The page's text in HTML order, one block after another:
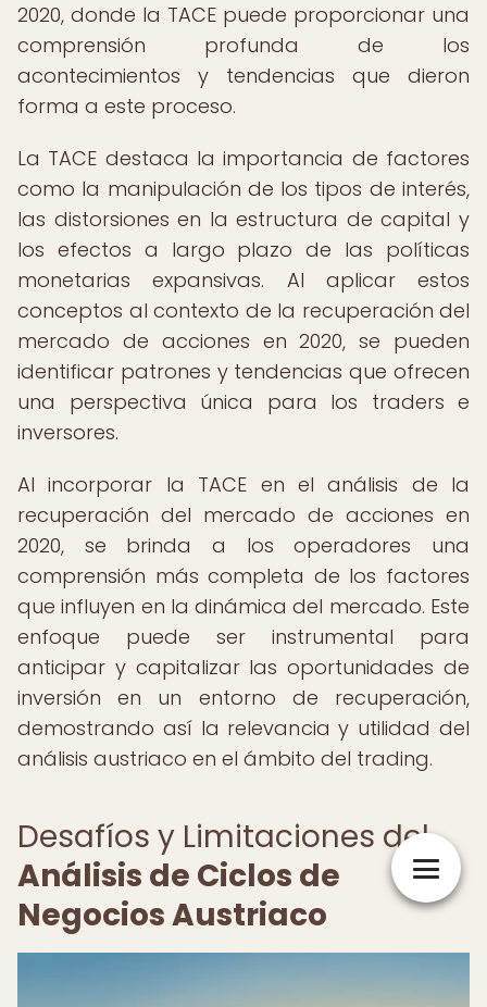
2020, donde la TACE puede proporcionar una
comprensión profunda de los
acontecimientos y tendencias que dieron
forma a este proceso.
La TACE destaca la importancia de factores
como la manipulación de los tipos de interés,
las distorsiones en la estructura de capital y
los efectos a largo plazo de las políticas
monetarias expansivas. Al aplicar estos
conceptos al contexto de la recuperación del
mercado de acciones en 2020, se pueden
identificar patrones y tendencias que ofrecen
una perspectiva única para los traders e
inversores.
Al incorporar la TACE en el análisis de la
recuperación del mercado de acciones en
2020, se brinda a los operadores una
comprensión más completa de los factores
que influyen en la dinámica del mercado. Este
enfoque puede ser instrumental para
anticipar y capitalizar las oportunidades de
inversión en un entorno de recuperación,
demostrando así la relevancia y utilidad del
análisis austriaco en el ámbito del trading.
Desafíos y Limitaciones del
Análisis de Ciclos de
Negocios Austriaco